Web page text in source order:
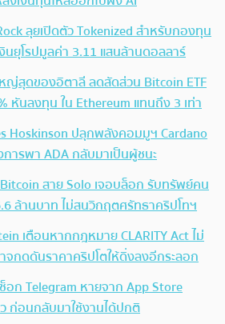
ลุยเปิดตัว Tokenized สำหรับกองทุน
นยุโรปมูลค่า 3.11 แสนล้านดอลลาร์
ญ่สุดของอิตาลี ลดสัดส่วน Bitcoin ETF
หันลงทุน ใน Ethereum แทนถึง 3 เท่า
Hoskinson ปลุกพลังคอมมูฯ Cardano
ารพา ADA กลับมาเป็นผู้ชนะ
สาย Solo เจอบล็อก รับทรัพย์คน
ล้านบาท ไม่สนวิกฤตศรัทธาคริปโทฯ
เตือนหากกฎหมาย CLARITY Act ไม่
จกดดันราคาคริปโตให้ดิ่งลงอีกระลอก
อก Telegram หายจาก App Store
ก่อนกลับมาใช้งานได้ปกติ